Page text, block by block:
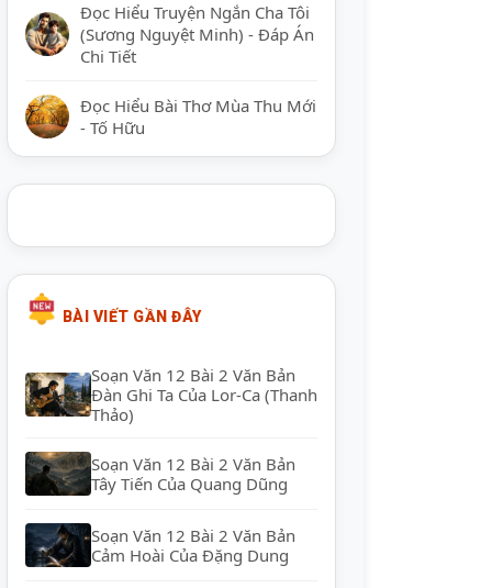
Đọc Hiểu Truyện Ngắn Cha Tôi
(Sương Nguyệt Minh) - Đáp Án
Chi Tiết
Đọc Hiểu Bài Thơ Mùa Thu Mới
- Tố Hữu
BÀI VIẾT GẦN ĐÂY
Soạn Văn 12 Bài 2 Văn Bản
Đàn Ghi Ta Của Lor-Ca (Thanh
Thảo)
Soạn Văn 12 Bài 2 Văn Bản
Tây Tiến Của Quang Dũng
Soạn Văn 12 Bài 2 Văn Bản
Cảm Hoài Của Đặng Dung